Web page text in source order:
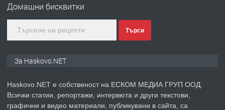
градската градина!
преди 6 дни
Домашни бисквитки
Търси
За Haskovo.NET
Haskovo.NET е собственост на ЕСКОМ МЕДИА ГРУП ООД.
Всички статии, репортажи, интервюта и други текстови,
графични и видео материали, публикувани в сайта, са